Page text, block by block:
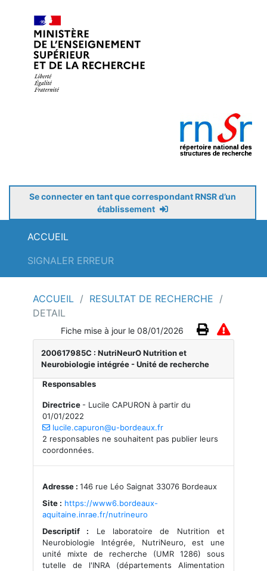
Se connecter en tant que correspondant RNSR d’un
établissement
ACCUEIL
SIGNALER ERREUR
ACCUEIL / RESULTAT DE RECHERCHE /
DETAIL
Fiche mise à jour le 08/01/2026
200617985C : NutriNeurO Nutrition et
Neurobiologie intégrée- Unité de recherche
Responsables
Directrice - Lucile CAPURON à partir du
01/01/2022
lucile.capuron@u-bordeaux.fr
2 responsables ne souhaitent pas publier leurs
coordonnées.
Adresse : 146 rue Léo Saignat 33076 Bordeaux
Site : https://www6.bordeaux-
aquitaine.inrae.fr/nutrineuro
Descriptif : Le laboratoire de Nutrition et
Neurobiologie Intégrée, NutriNeuro, est une
unité mixte de recherche (UMR 1286) sous
tutelle de l'INRA (départements Alimentation